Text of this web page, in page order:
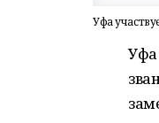
Уфа
Уфа